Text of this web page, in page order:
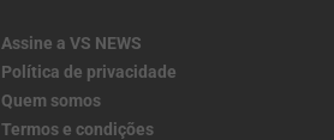
Assine a VS NEWS
Política de privacidade
Quem somos
Termos e condições